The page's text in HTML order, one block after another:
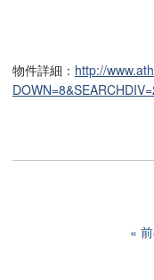
物件詳細： http://